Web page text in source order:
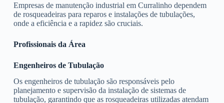
Empresas de manutenção industrial em Curralinho dependem
de rosqueadeiras para reparos e instalações de tubulações,
onde a eficiência e a rapidez são cruciais.
Profissionais da Área
Engenheiros de Tubulação
Os engenheiros de tubulação são responsáveis pelo
planejamento e supervisão da instalação de sistemas de
tubulação, garantindo que as rosqueadeiras utilizadas atendam